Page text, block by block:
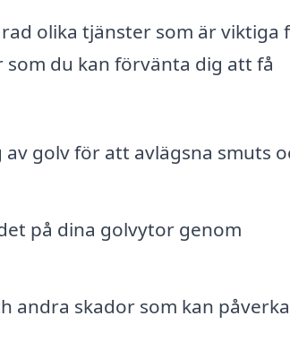
olika tjänster som är viktiga
du kan förvänta dig att få
golv för att avlägsna smuts
på dina golvytor genom
andra skador som kan påverka